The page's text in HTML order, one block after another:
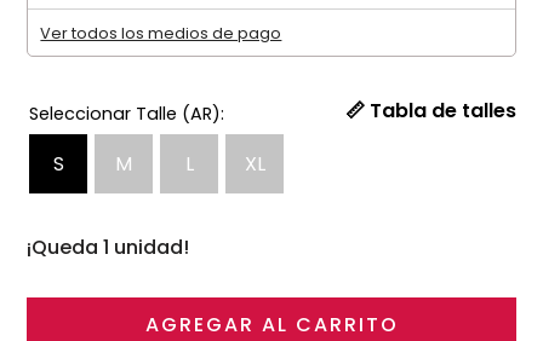
Ver todos los medios de pago
S L
M XL
📏 Tabla de talles
¡Queda 1 unidad!
AGREGAR AL CARRITO